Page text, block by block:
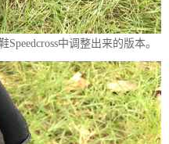
中调整出来的版本。